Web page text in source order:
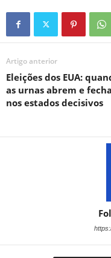
Artigo anterior
Eleições dos EUA:
as urnas abrem e
nos estados decisivos